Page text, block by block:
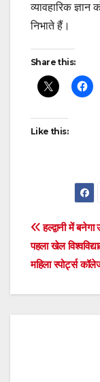
व्यावहारिक
निभाते हैं।
Share this:
Like this:
Post
हल्द्वानी में
पहला खेल
महिला स्पोर्ट्स